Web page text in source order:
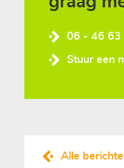
06 - 46 63
Stuur een
Alle